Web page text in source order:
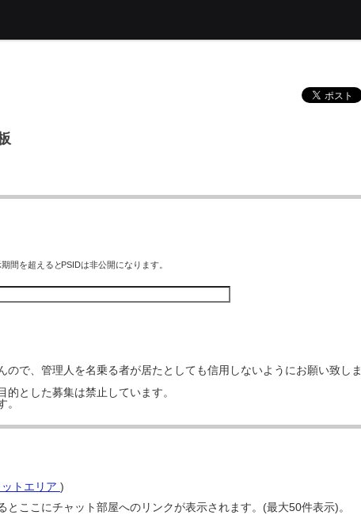
間を超えるとPSIDは非公開になります。
で、管理人を名乗る者が居たとしても信用しないようにお願い致しま
とした募集は禁止しています。
トエリア )
ここにチャット部屋へのリンクが表示されます。(最大50件表示)。